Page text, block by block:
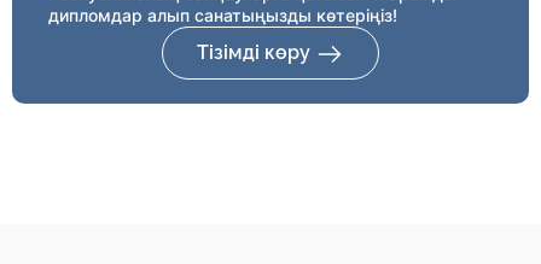
дипломдар алып санатыңызды көтеріңіз!
Тізімді көру